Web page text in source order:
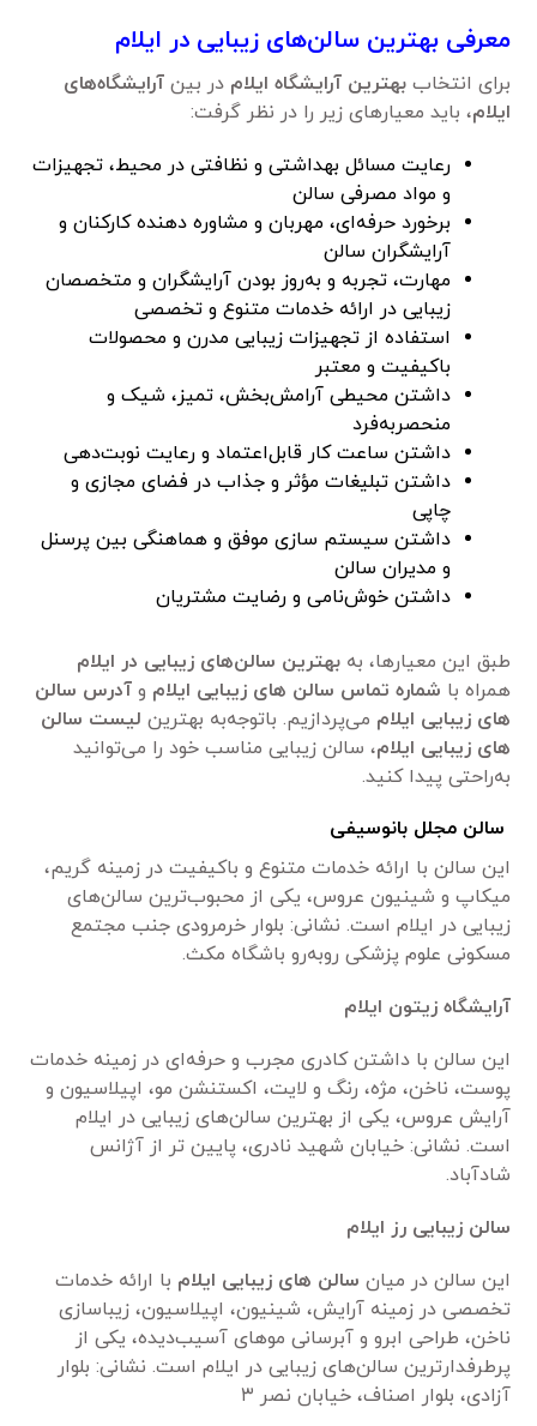
معرفی بهترین سالن‌های زیبایی در ایلام
برای انتخاببهترین آرایشگاه ایلام در بینآرایشگاه‌های
ایلام، باید معیارهای زیر را در نظر گرفت:
رعایت مسائل بهداشتی و نظافتی در محیط، تجهیزات
و مواد مصرفی سالن
برخورد حرفه‌ای، مهربان و مشاوره دهنده کارکنان و
آرایشگران سالن
مهارت، تجربه و به‌روز بودن آرایشگران و متخصصان
زیبایی در ارائه خدمات متنوع و تخصصی
استفاده از تجهیزات زیبایی مدرن و محصولات
باکیفیت و معتبر
داشتن محیطی آرامش‌بخش، تمیز، شیک و
منحصربه‌فرد
داشتن ساعت کار قابل‌اعتماد و رعایت نوبت‌دهی
داشتن تبلیغات مؤثر و جذاب در فضای مجازی و
چاپی
داشتن سیستم سازی موفق و هماهنگی بین پرسنل
و مدیران سالن
داشتن خوش‌نامی و رضایت مشتریان
طبق این معیارها، بهبهترین سالن‌های زیبایی در ایلام
همراه با شماره تماس سالن های زیبایی ایلام وآدرس سالن
های زیبایی ایلام می‌پردازیم. باتوجه‌به بهترین لیست سالن
های زیبایی ایلام، سالن زیبایی مناسب خود را می‌توانید
به‌راحتی پیدا کنید.
سالن مجلل بانوسیفی
این سالن با ارائه خدمات متنوع و باکیفیت در زمینه گریم،
میکاپ و شینیون عروس، یکی از محبوب‌ترین سالن‌های
زیبایی در ایلام است. نشانی: بلوار خرمرودی جنب مجتمع
مسکونی علوم پزشکی روبه‌رو باشگاه مکث.
آرایشگاه زیتون ایلام
این سالن با داشتن کادری مجرب و حرفه‌ای در زمینه خدمات
پوست، ناخن، مژه، رنگ و لایت، اکستنشن مو، اپیلاسیون و
آرایش عروس، یکی از بهترین سالن‌های زیبایی در ایلام
است. نشانی: خیابان شهید نادری، پایین تر از آژانس
شادآباد.
سالن زیبایی رز ایلام
این سالن در میان سالن های زیبایی ایلام با ارائه خدمات
تخصصی در زمینه آرایش، شینیون، اپیلاسیون، زیباسازی
ناخن، طراحی ابرو و آبرسانی موهای آسیب‌دیده، یکی از
پرطرفدارترین سالن‌های زیبایی در ایلام است. نشانی: بلوار
آزادی، بلوار اصناف، خیابان نصر ۳